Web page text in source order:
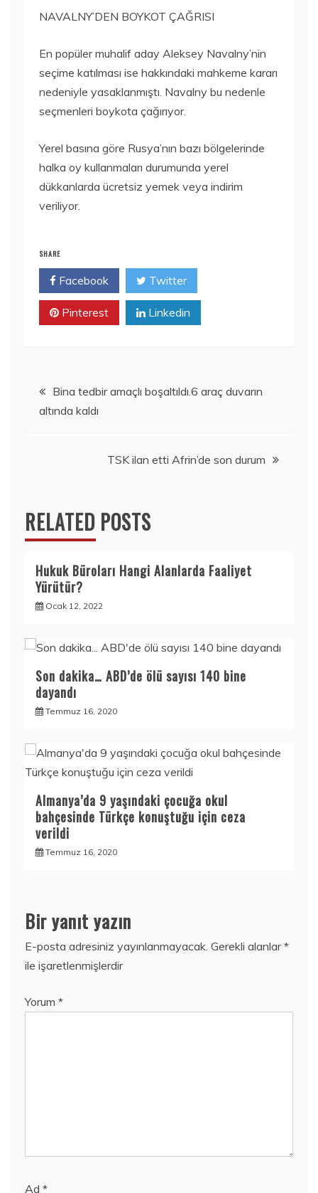
NAVALNY’DEN BOYKOT ÇAĞRISI
En popüler muhalif aday Aleksey Navalny’nin
seçime katılması ise hakkındaki mahkeme kararı
nedeniyle yasaklanmıştı. Navalny bu nedenle
seçmenleri boykota çağırıyor.
Yerel basına göre Rusya’nın bazı bölgelerinde
halka oy kullanmaları durumunda yerel
dükkanlarda ücretsiz yemek veya indirim
veriliyor.
SHARE
Facebook Twitter
Pinterest Linkedin
Yazı
gezinmesi
Bina tedbir amaçlı boşaltıldı.6 araç duvarın
altında kaldı
TSK ilan etti Afrin’de son durum
RELATED POSTS
Hukuk Büroları Hangi Alanlarda Faaliyet
Yürütür?
Ocak 12, 2022
Son dakika… ABD’de ölü sayısı 140 bine
dayandı
Temmuz 16, 2020
Almanya’da 9 yaşındaki çocuğa okul
bahçesinde Türkçe konuştuğu için ceza
verildi
Temmuz 16, 2020
Bir yanıt yazın
E-posta adresiniz yayınlanmayacak. Gerekli alanlar*
ile işaretlenmişlerdir
Yorum *
Ad *